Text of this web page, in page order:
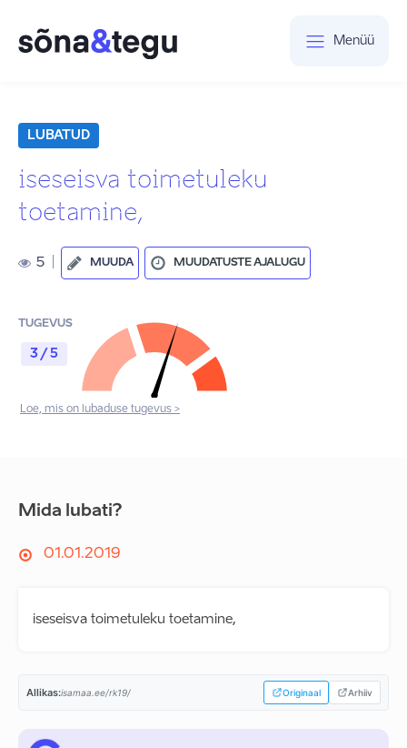
Menüü
LUBATUD
iseseisva toimetuleku
toetamine,
5 MUUDA MUUDATUSTE AJALUGU
TUGEVUS
3 / 5
Loe, mis on lubaduse tugevus >
Mida lubati?
01.01.2019
iseseisva toimetuleku toetamine,
Allikas:isamaa.ee/rk19/ Originaal Arhiiv